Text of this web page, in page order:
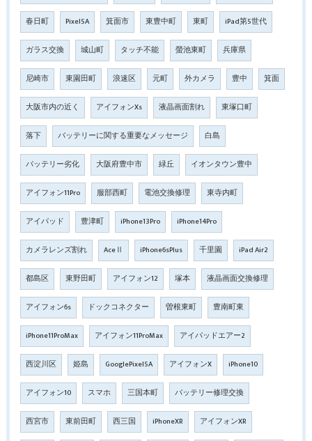
春日町 Pixel5A 箕面市 東豊中町 東町 iPad第5世代
ガラス交換 城山町 タッチ不能 螢池東町 兵庫県
尼崎市 東園田町 浪速区 元町 外カメラ 豊中 箕面
大阪市内の近く アイフォンXs 液晶画面割れ 東塚口町
落下 バッテリーに関する重要なメッセージ 白島
バッテリー劣化 大阪府豊中市 緑丘 イオンタウン豊中
アイフォン11Pro 服部西町 電池交換修理 東寺内町
アイパッド 豊津町 iPhone13Pro iPhone14Pro
カメラレンズ割れ AceⅡ iPhone6sPlus 千里園 iPad Air2
都島区 東野田町 アイフォン12 塚本 液晶画面交換修理
アイフォン6s ドックコネクター 曽根東町 豊南町東
iPhone11ProMax アイフォン11ProMax アイパッドエアー2
西淀川区 姫島 GooglePixel5A アイフォンX iPhone10
アイフォン10 スマホ 三国本町 バッテリー修理交換
西宮市 東前田町 西三国 iPhoneXR アイフォンXR